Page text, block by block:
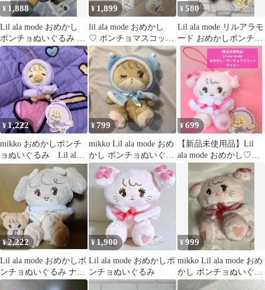
¥ 1,888
Lil ala mode おめかし
ポンチョぬいぐるみ パ
フ
¥ 1,899
lil ala mode おめかし
♡ ポンチョマスコッ
ト 4種セット
¥580
Lil ala mode リルアラモ
ード おめかしポンチョ
マスコット ラテ
¥ 1,222
mikko おめかしポンチ
ョぬいぐるみ Lil ala
mode パフ
¥799
mikko Lil ala mode おめ
かし ポンチョぬいぐる
み ラテ
¥699
【新品未使用品】Lil
ala mode おめかし♡ポ
ンチョマスコット キャ
¥2,222
Lil ala mode おめかしポ
ンチョぬいぐるみ ナッ
ツ&ラテ
¥1,900
Lil ala mode おめかしポ
ンチョぬいぐるみ
¥999
mikko Lil ala mode おめ
かし ポンチョぬいぐる
み キャミー